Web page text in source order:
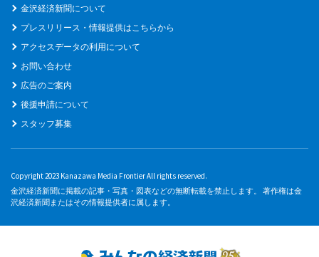
金沢経済新聞について
プレスリリース・情報提供はこちらから
アクセスデータの利用について
お問い合わせ
広告のご案内
後援申請について
スタッフ募集
Copyright 2023 Kanazawa Media Frontier All rights reserved.
金沢経済新聞に掲載の記事・写真・図表などの無断転載を禁止します。 著作権は金
沢経済新聞またはその情報提供者に属します。